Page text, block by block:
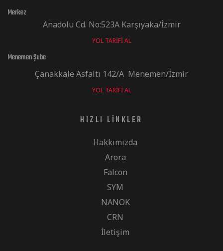
Merkez
Anadolu Cd. No:523A Karşıyaka/İzmir
YOL TARIFI AL
Menemen Şube
Çanakkale Asfaltı 142/A Menemen/İzmir
YOL TARIFI AL
HIZLI LINKLER
Hakkımızda
Arora
Falcon
SYM
NANOK
CRN
İletişim